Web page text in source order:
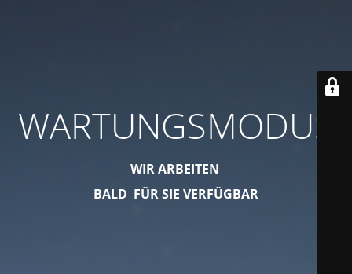
WARTUNGSMODUS
WIR ARBEITEN
BALD FÜR SIE VERFÜGBAR